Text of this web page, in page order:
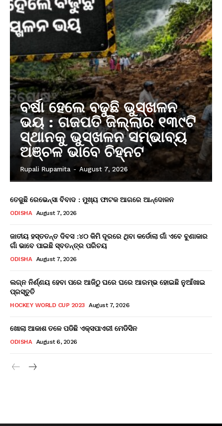
ବର୍ଷା ହେଲେ ବଢୁଛି ଭୁସ୍ଖଳନ
ଭୟ : ଗଜପତି ଜିଲ୍ଲାର ୧୩୯ଟି
ସ୍ଥାନକୁ ଭୁସ୍ଖଳନ ସମ୍ଭାବ୍ୟ
ଅଞ୍ଚଳ ଭାବେ ଚିହ୍ନଟ
Rupali Rupamita - August 7, 2026
ତେଜୁଛି ରେଭେନ୍ସା ବିବାଦ : ମୁଖ୍ୟ ଫାଟକ ଆଗରେ ଆନ୍ଦୋଳନ
ODISHA August 7, 2026
ଜାତୀୟ ହସ୍ତତନ୍ତ ଦିବସ :୪୦ କିମି ଦୂରରେ ଥିବା କର୍ଡୋଲା ଗାଁ ଏବେ ବୁଣାକାର
ଗାଁ ଭାବେ ପାଇଛି ସ୍ବତନ୍ତ୍ର ପରିଚୟ
ODISHA August 7, 2026
ଲଗ୍ନ ନିର୍ଣ୍ଣୟ ହେବା ପରେ ଆଜିଠୁ ଘରେ ଘରେ ଆରମ୍ଭ ହୋଇଛି ନୁଆଁଖାଇ
ପ୍ରସ୍ତୁତି
HOCKEY WORLD CUP 2023 August 7, 2026
ଖୋଲା ଆକାଶ ତଳେ ପଡିଛି ଏକ୍ସପାଏରୀ ମେଡିସିନ
ODISHA August 6, 2026